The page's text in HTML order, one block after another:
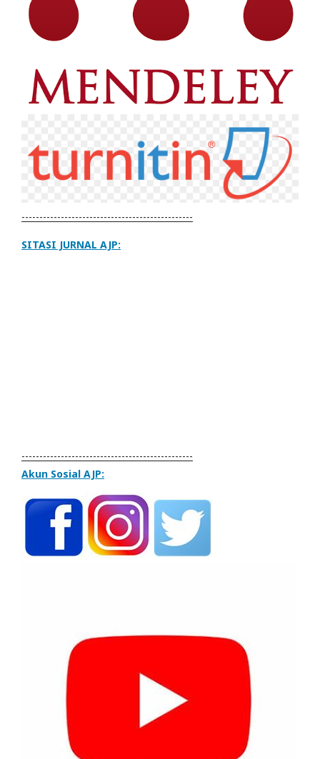
------------------------------------------------
SITASI JURNAL AJP:
------------------------------------------------
Akun Sosial AJP: